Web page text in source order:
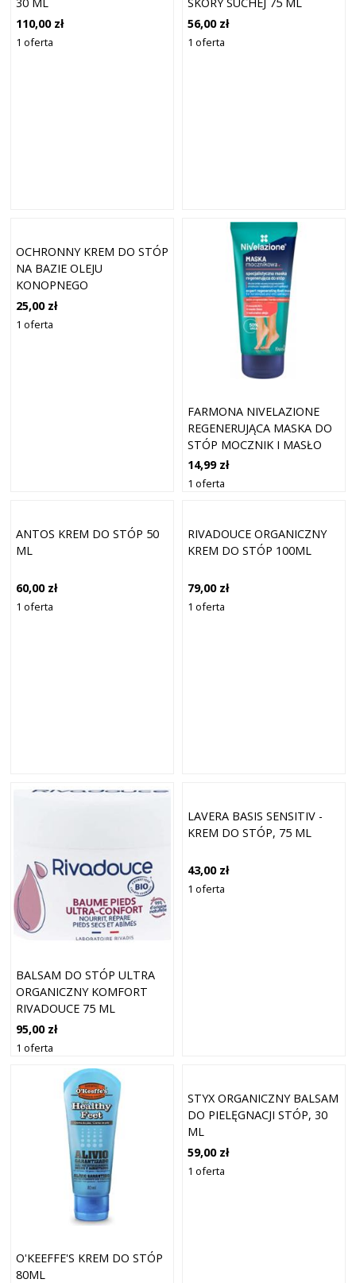
110,00 zł
1 oferta
56,00 zł
1 oferta
OCHRONNY KREM DO STÓP
NA BAZIE OLEJU
KONOPNEGO
25,00 zł
1 oferta
FARMONA NIVELAZIONE
REGENERUJĄCA MASKA DO
STÓP MOCZNIK I MASŁO
SHEA 75G
14,99 zł
1 oferta
ANTOS KREM DO STÓP 50
ML
60,00 zł
1 oferta
RIVADOUCE ORGANICZNY
KREM DO STÓP 100ML
79,00 zł
1 oferta
BALSAM DO STÓP ULTRA
ORGANICZNY KOMFORT
RIVADOUCE 75 ML
95,00 zł
1 oferta
LAVERA BASIS SENSITIV -
KREM DO STÓP, 75 ML
43,00 zł
1 oferta
O'KEEFFE'S KREM DO STÓP
80ML
STYX ORGANICZNY BALSAM
DO PIELĘGNACJI STÓP, 30
ML
59,00 zł
1 oferta